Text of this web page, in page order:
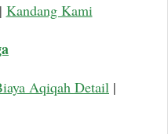
Kandang Kami
Aqiqah Detail |